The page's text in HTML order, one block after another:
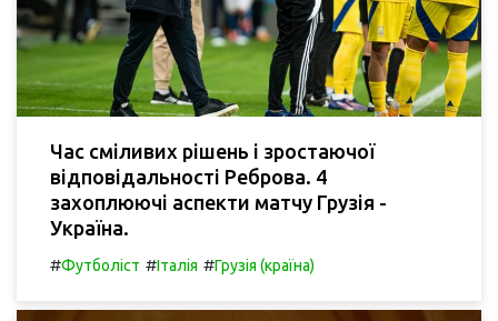
Час сміливих рішень і зростаючої
відповідальності Реброва. 4
захоплюючі аспекти матчу Грузія -
Україна.
#Футболіст #Італія #Грузія (країна)